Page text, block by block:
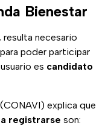
Bienestar
resulta necesario
poder participar
es candidato
explica que
registrarse son: